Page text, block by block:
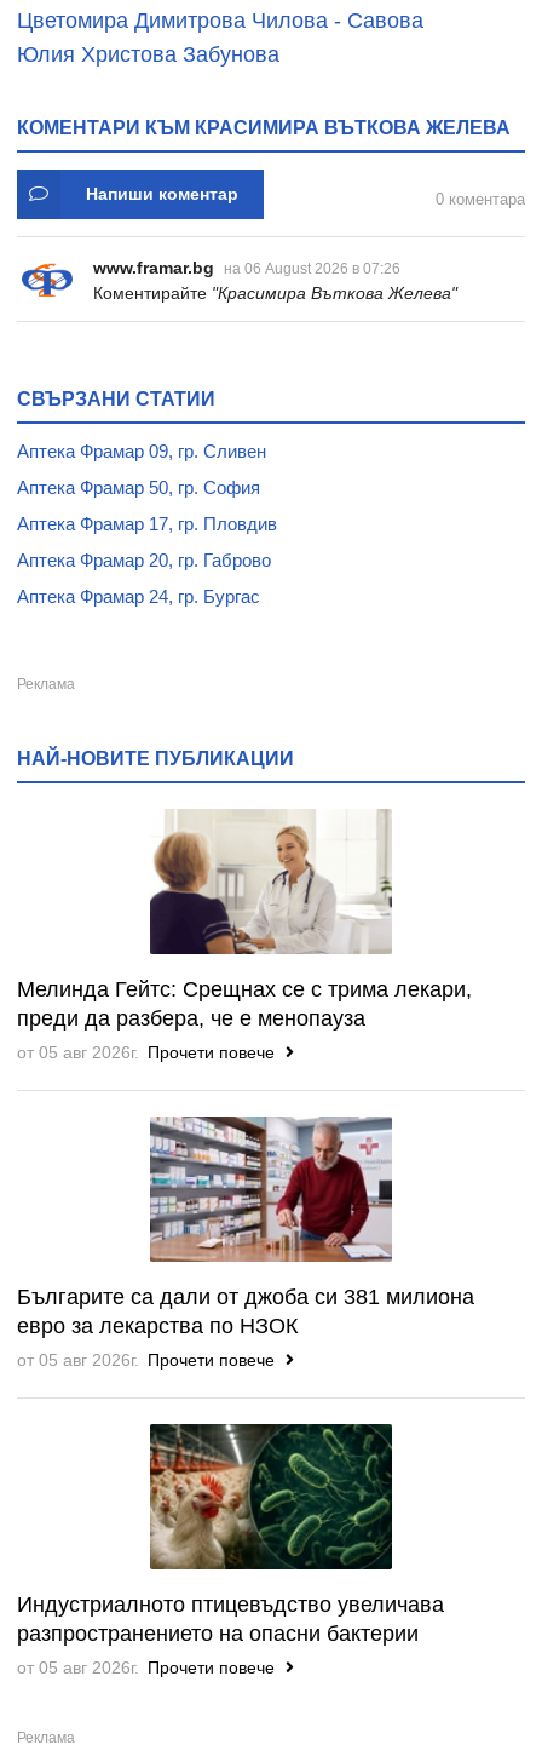
Цветомира Димитрова Чилова - Савова
Юлия Христова Забунова
КОМЕНТАРИ КЪМ КРАСИМИРА ВЪТКОВА ЖЕЛЕВА
Напиши коментар 0 коментара
www.framar.bg на 06 August 2026 в 07:26
Коментирайте "Красимира Въткова Желева"
СВЪРЗАНИ СТАТИИ
Аптека Фрамар 09, гр. Сливен
Аптека Фрамар 50, гр. София
Аптека Фрамар 17, гр. Пловдив
Аптека Фрамар 20, гр. Габрово
Аптека Фрамар 24, гр. Бургас
НАЙ-НОВИТЕ ПУБЛИКАЦИИ
Мелинда Гейтс: Срещнах се с трима лекари,
преди да разбера, че е менопауза
от 05 авг 2026г. Прочети повече
Българите са дали от джоба си 381 милиона
евро за лекарства по НЗОК
от 05 авг 2026г. Прочети повече
Индустриалното птицевъдство увеличава
разпространението на опасни бактерии
от 05 авг 2026г. Прочети повече